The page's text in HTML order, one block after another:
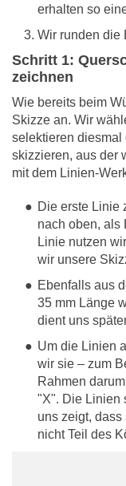
erhalten so
Wir runden die
Schritt 1:
zeichnen
Wie bereits beim
Skizze an. Wir
selektieren
skizzieren, aus der
mit dem Linien-
Die erste Linie
nach oben, als
Linie nutzen
wir unsere
Ebenfalls aus
35 mm Länge
dient uns
Um die Linien
wir sie – zum
Rahmen
"X". Die Linien
uns zeigt,
nicht Teil des